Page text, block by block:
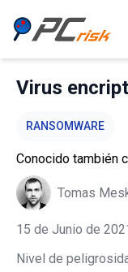
Virus
RANSOMWARE
Conocido también
Tomas
15 de Junio de
Nivel de